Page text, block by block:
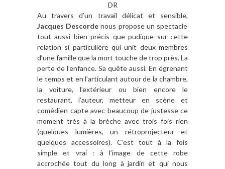
DR
Au travers d’un travail délicat et sensible,
Jacques Descorde nous propose un spectacle
tout aussi bien précis que pudique sur cette
relation si particulière qui unit deux membres
d’une famille que la mort touche de trop près. La
perte de l’enfance. Sa quête aussi. En égrenant
le temps et en l’articulant autour de la chambre,
la voiture, l’extérieur ou bien encore le
restaurant, l’auteur, metteur en scène et
comédien capte avec beaucoup de justesse ce
moment très à la brèche avec trois fois rien
(quelques lumières, un rétroprojecteur et
quelques accessoires). C’est tout à la fois
simple et vrai : à l’image de cette robe
accrochée tout du long à jardin et qui nous